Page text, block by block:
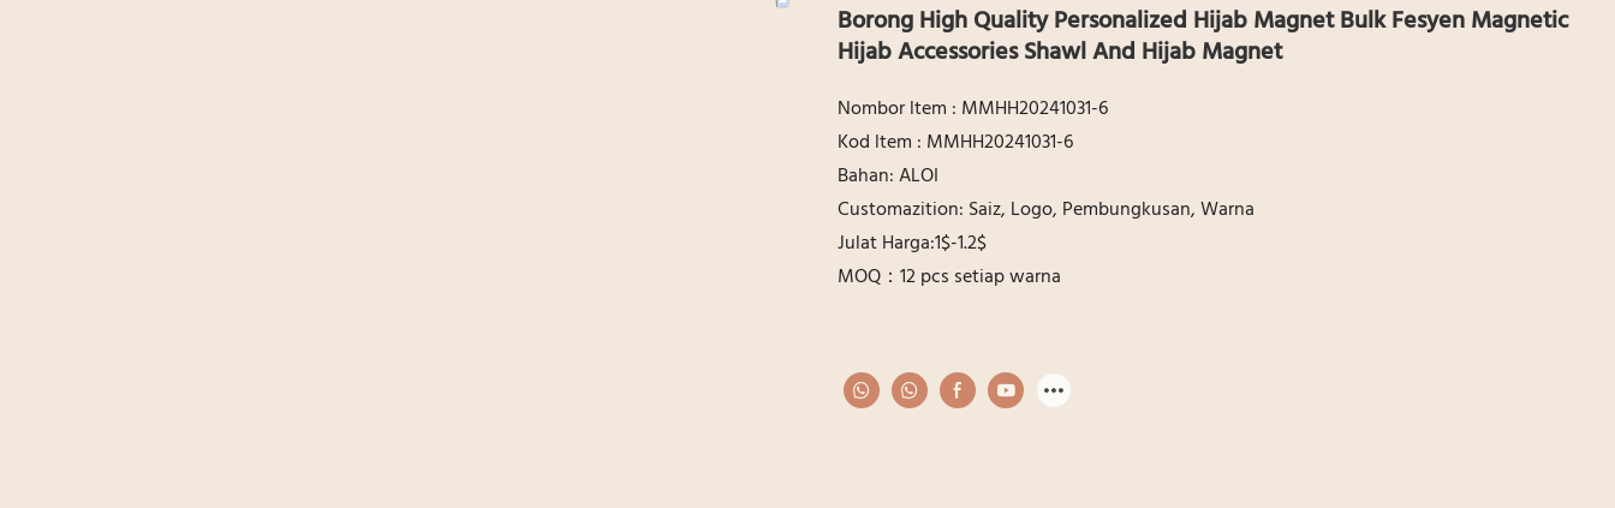
Borong High Quality Personalized Hijab Magnet Bulk Fesyen Magnetic
Hijab Accessories Shawl And Hijab Magnet
Nombor ltem : MMHH20241031-6
Kod ltem : MMHH20241031-6
Bahan: ALOI
Customazition: Saiz, Logo, Pembungkusan, Warna
Julat Harga:1$-1.2$
MOQ：12 pcs setiap warna